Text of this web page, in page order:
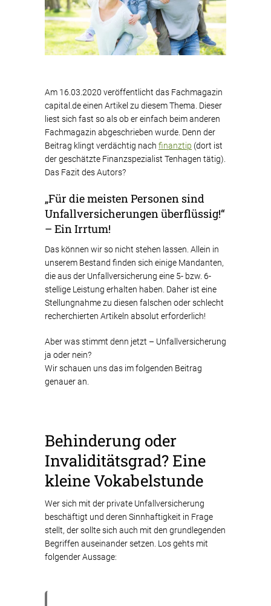
Am 16.03.2020 veröffentlicht das Fachmagazin
capital.de einen Artikel zu diesem Thema. Dieser
liest sich fast so als ob er einfach beim anderen
Fachmagazin abgeschrieben wurde. Denn der
Beitrag klingt verdächtig nach finanztip (dort ist
der geschätzte Finanzspezialist Tenhagen tätig).
Das Fazit des Autors?
„Für die meisten Personen sind
Unfallversicherungen überflüssig!“
– Ein Irrtum!
Das können wir so nicht stehen lassen. Allein in
unserem Bestand finden sich einige Mandanten,
die aus der Unfallversicherung eine 5- bzw. 6-
stellige Leistung erhalten haben. Daher ist eine
Stellungnahme zu diesen falschen oder schlecht
recherchierten Artikeln absolut erforderlich!
Aber was stimmt denn jetzt – Unfallversicherung
ja oder nein?
Wir schauen uns das im folgenden Beitrag
genauer an.
Behinderung oder
Invaliditätsgrad? Eine
kleine Vokabelstunde
Wer sich mit der private Unfallversicherung
beschäftigt und deren Sinnhaftigkeit in Frage
stellt, der sollte sich auch mit den grundlegenden
Begriffen auseinander setzen. Los gehts mit
folgender Aussage: